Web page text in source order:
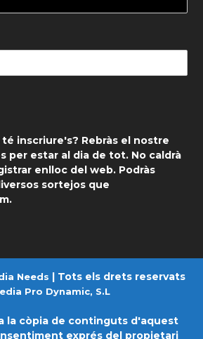
inscriure's? Rebràs el nostre
per estar al dia de tot. No caldrà
enlloc del web. Podràs
sortejos que
Needs | Tots els drets reservats
Pro Dynamic, S.L
la còpia de continguts d'aquest
exprés del propietari